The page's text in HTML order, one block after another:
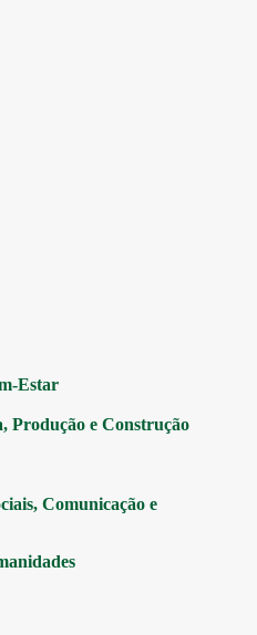
Estar
Produção e Construção
Comunicação e